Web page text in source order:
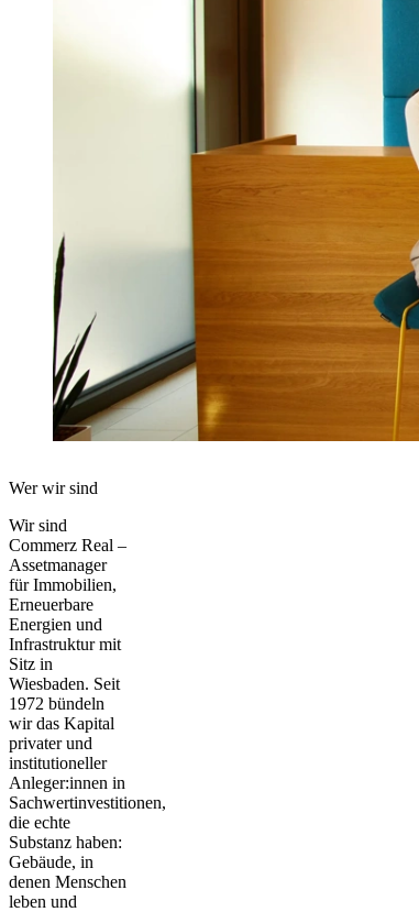
Wer wir sind
Wir sind
Commerz Real –
Assetmanager
für Immobilien,
Erneuerbare
Energien und
Infrastruktur mit
Sitz in
Wiesbaden. Seit
1972 bündeln
wir das Kapital
privater und
institutioneller
Anleger:innen in
Sachwertinvestitionen,
die echte
Substanz haben:
Gebäude, in
denen Menschen
leben und